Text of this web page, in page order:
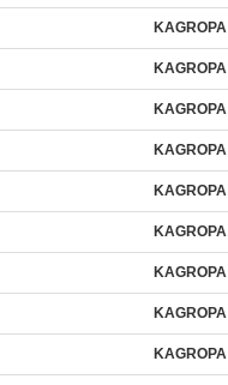
KAGROPA
KAGROPA
KAGROPA
KAGROPA
KAGROPA
KAGROPA
KAGROPA
KAGROPA
KAGROPA